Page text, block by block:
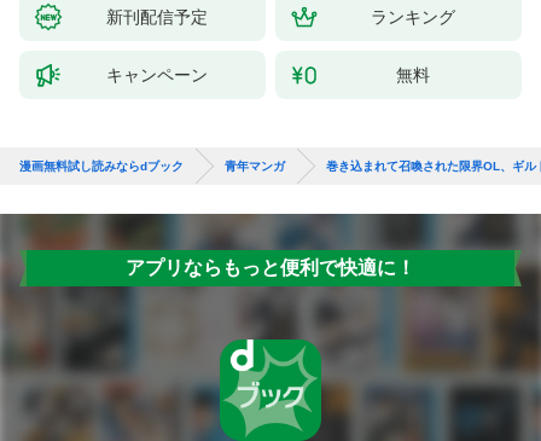
新刊配信予定 ランキング
キャンペーン 無料
漫画無料試し読みならdブック 青年マンガ 巻き込まれて召喚された限界OL、ギ
アプリならもっと便利で快適に！